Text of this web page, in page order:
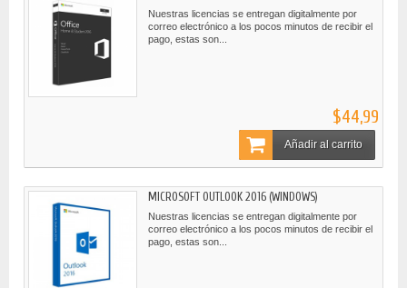
Nuestras licencias se entregan digitalmente por
correo electrónico a los pocos minutos de recibir el
pago, estas son...
$44,99
Añadir al carrito
MICROSOFT OUTLOOK 2016 (WINDOWS)
Nuestras licencias se entregan digitalmente por
correo electrónico a los pocos minutos de recibir el
pago, estas son...